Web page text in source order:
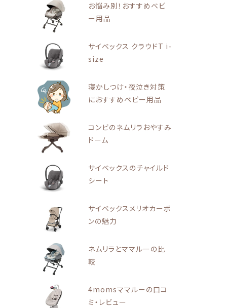
お悩み別！おすすめベビ
ー用品
サイベックス クラウドT i-
size
寝かしつけ・夜泣き対策
におすすめベビー用品
コンビのネムリラおやすみ
ドーム
サイベックスのチャイルド
シート
サイベックスメリオカーボ
ンの魅力
ネムリラとママルーの比
較
4momsママルーの口コ
ミ・レビュー